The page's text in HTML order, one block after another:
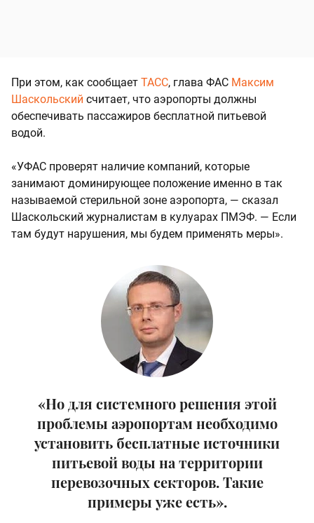
При этом, как сообщает ТАСС, глава ФАС Максим
Шаскольский считает, что аэропорты должны
обеспечивать пассажиров бесплатной питьевой
водой.
«УФАС проверят наличие компаний, которые
занимают доминирующее положение именно в так
называемой стерильной зоне аэропорта, — сказал
Шаскольский журналистам в кулуарах ПМЭФ. — Если
там будут нарушения, мы будем применять меры».
«Но для системного решения этой
проблемы аэропортам необходимо
установить бесплатные источники
питьевой воды на территории
перевозочных секторов. Такие
примеры уже есть».